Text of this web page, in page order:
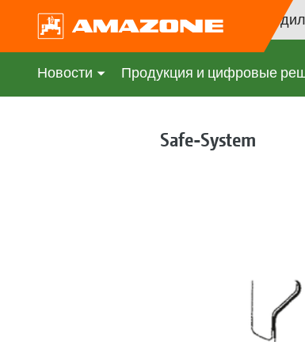
Поиск
Новости Продукция и цифровые
Safe-System